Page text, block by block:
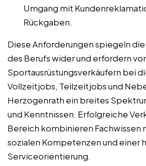
Umgang mit
Rückgaben.
Diese Anforderungen spiegeln
des Berufs wider und erfordern
Sportausrüstungsverkäufern bei
Vollzeitjobs, Teilzeitjobs und
Herzogenrath ein breites
und Kenntnissen. Erfolgreiche
Bereich kombinieren Fachwissen
sozialen Kompetenzen und einer
Serviceorientierung.